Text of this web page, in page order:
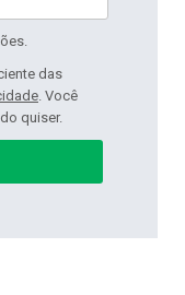
das
. Você
quiser.